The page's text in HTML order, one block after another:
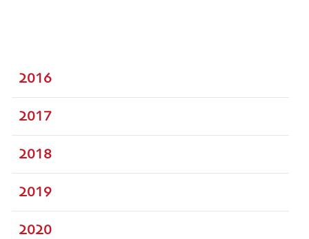
2016
2017
2018
2019
2020